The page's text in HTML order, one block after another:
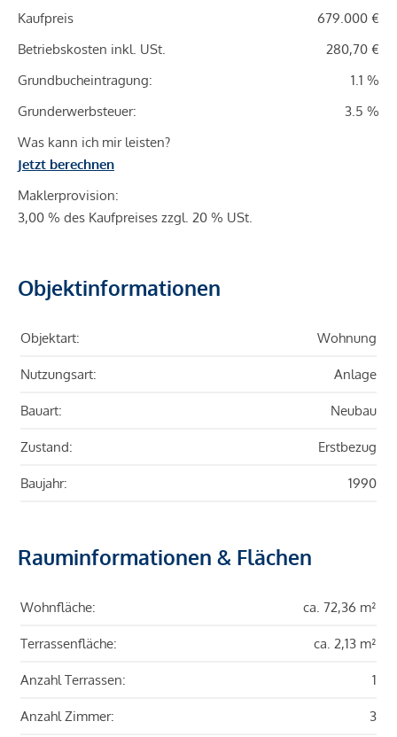
Kaufpreis
679.000 €
Betriebskosten inkl. USt.
280,70 €
Grundbucheintragung:
1.1 %
Grunderwerbsteuer:
3.5 %
Was kann ich mir leisten?
Jetzt berechnen
Maklerprovision:
3,00 % des Kaufpreises zzgl. 20 % USt.
Objektinformationen
Objektart: Wohnung
Nutzungsart: Anlage
Bauart: Neubau
Zustand: Erstbezug
Baujahr: 1990
Rauminformationen & Flächen
Wohnfläche: ca. 72,36 m²
Terrassenfläche: ca. 2,13 m²
Anzahl Terrassen: 1
Anzahl Zimmer: 3